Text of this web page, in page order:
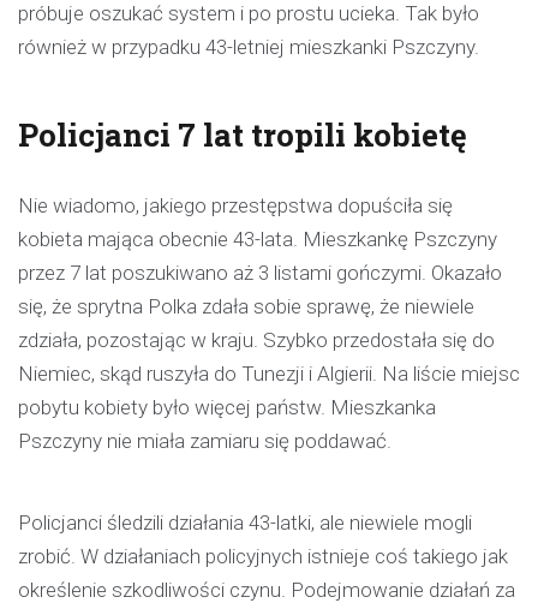
próbuje oszukać system i po prostu ucieka. Tak było
również w przypadku 43-letniej mieszkanki Pszczyny.
Policjanci 7 lat tropili kobietę
Nie wiadomo, jakiego przestępstwa dopuściła się
kobieta mająca obecnie 43-lata. Mieszkankę Pszczyny
przez 7 lat poszukiwano aż 3 listami gończymi. Okazało
się, że sprytna Polka zdała sobie sprawę, że niewiele
zdziała, pozostając w kraju. Szybko przedostała się do
Niemiec, skąd ruszyła do Tunezji i Algierii. Na liście miejsc
pobytu kobiety było więcej państw. Mieszkanka
Pszczyny nie miała zamiaru się poddawać.
Policjanci śledzili działania 43-latki, ale niewiele mogli
zrobić. W działaniach policyjnych istnieje coś takiego jak
określenie szkodliwości czynu. Podejmowanie działań za